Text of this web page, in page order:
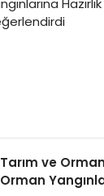
Tarım ve
Orman